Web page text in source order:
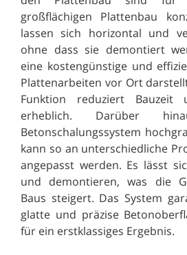
großflächigen Plattenbau
lassen sich horizontal und
ohne dass sie demontiert
eine kostengünstige und
Plattenarbeiten vor Ort
Funktion reduziert Bauzeit
erheblich. Darüber
Betonschalungssystem
kann so an unterschiedliche
angepasst werden. Es lässt
und demontieren, was die
Baus steigert. Das System
glatte und präzise
für ein erstklassiges Ergebnis.